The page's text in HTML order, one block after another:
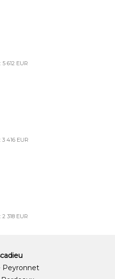
5 612 EUR
3 416 EUR
2 318 EUR
Peyronnet